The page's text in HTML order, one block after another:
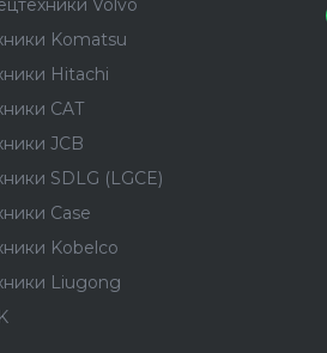
Volvo
Komatsu
Hitachi
CAT
JCB
SDLG (LGCE)
Case
Kobelco
Liugong